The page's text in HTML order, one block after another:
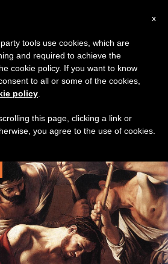
Tagged ‘sacre
x
tools use cookies, which are
and required to achieve the
cookie policy. If you want to know
to all or some of the cookies,
policy
this page, clicking a link or
you agree to the use of cookies.